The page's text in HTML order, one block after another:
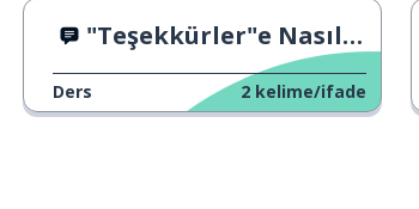
"Teşekkürler"e Nasıl Yanıt Verilir?
Ders 2 kelime/ifade